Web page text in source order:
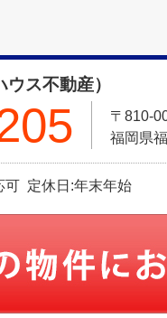
ス不動産）
〒810-
福岡県
定休日:年末年始